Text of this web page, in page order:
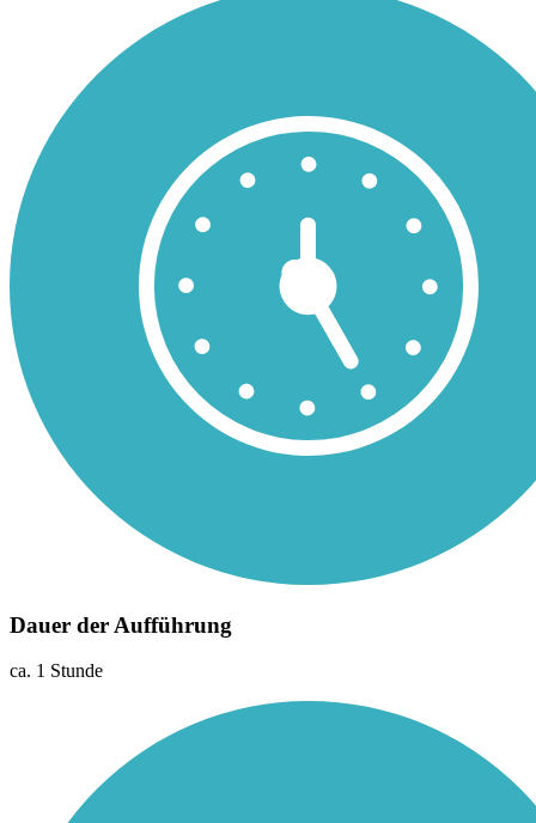
Dauer der Aufführung
ca. 1 Stunde